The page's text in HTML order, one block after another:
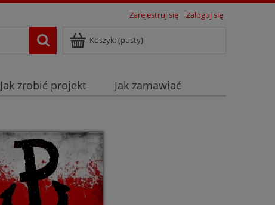
Zarejestruj się Zaloguj się
Koszyk:(pusty)
Jak zrobić projekt
Jak zamawiać